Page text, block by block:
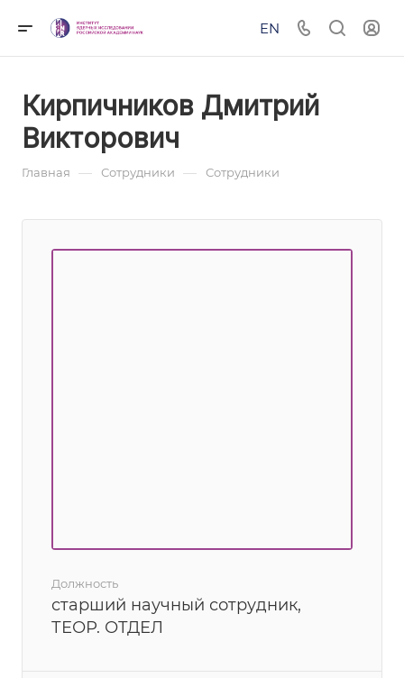
EN
Кирпичников Дмитрий
Викторович
Главная — Сотрудники — Сотрудники
Должность
старший научный сотрудник,
ТЕОР. ОТДЕЛ